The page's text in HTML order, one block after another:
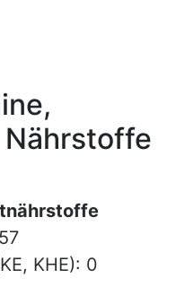
KHE): 0